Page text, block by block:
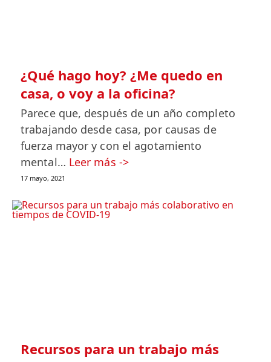
¿Qué hago hoy? ¿Me quedo en
casa, o voy a la oficina?
Parece que, después de un año completo
trabajando desde casa, por causas de
fuerza mayor y con el agotamiento
mental… Leer más ->
17 mayo, 2021
Recursos para un trabajo más